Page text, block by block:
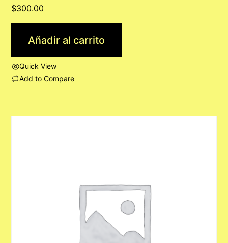
$300.00
Añadir al carrito
Quick View
Add to Compare